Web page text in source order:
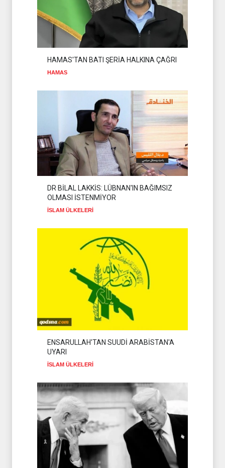
HİZBULLAH 04 Ağustos 2026
GAZZE’DE KATLİAM: 9
GAZZE 02 Ağustos 2026
HAMAS'TAN BATI ŞERİA HALKINA ÇAĞRI
HAMAS
DR BİLAL LAKKİS: LÜBNAN'IN BAĞIMSIZ
OLMASI İSTENMİYOR
İSLAM ÜLKELERİ
ENSARULLAH'TAN SUUDİ ARABİSTAN'A
UYARI
İSLAM ÜLKELERİ